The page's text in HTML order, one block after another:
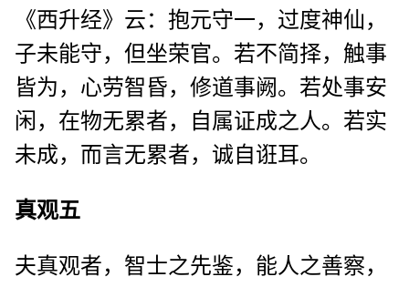
《西升经》云：抱元守一，过度神仙，
子未能守，但坐荣官。若不简择，触事
皆为，心劳智昏，修道事阙。若处事安
闲，在物无累者，自属证成之人。若实
未成，而言无累者，诚自诳耳。
真观五
夫真观者，智士之先鉴，能人之善察，